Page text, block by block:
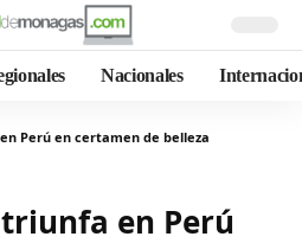
Nacionales
Perú en certamen de belleza
en Perú